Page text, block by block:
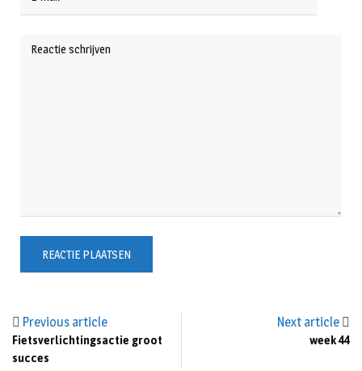
Previous article
Fietsverlichtingsactie groot
succes
Next article
week 44